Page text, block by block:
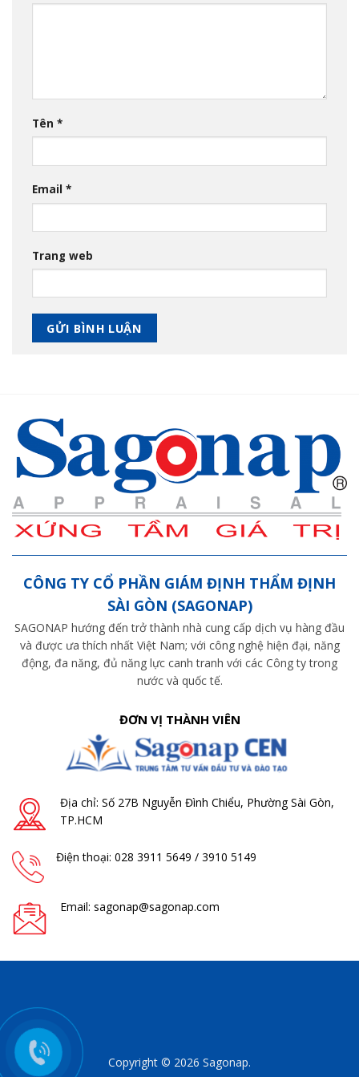
Tên *
Email *
Trang web
CÔNG TY CỔ PHẦN GIÁM ĐỊNH THẨM ĐỊNH
SÀI GÒN (SAGONAP)
SAGONAP hướng đến trở thành nhà cung cấp dịch vụ hàng đầu
và được ưa thích nhất Việt Nam; với công nghệ hiện đại, năng
động, đa năng, đủ năng lực canh tranh với các Công ty trong
nước và quốc tế.
ĐƠN VỊ THÀNH VIÊN
Địa chỉ: Số 27B Nguyễn Đình Chiểu, Phường Sài Gòn,
TP.HCM
Điện thoại: 028 3911 5649 / 3910 5149
Email: sagonap@sagonap.com
Copyright © 2026 Sagonap.